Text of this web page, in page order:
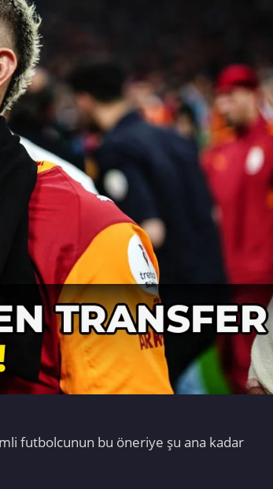
futbolcunun bu öneriye şu ana kadar